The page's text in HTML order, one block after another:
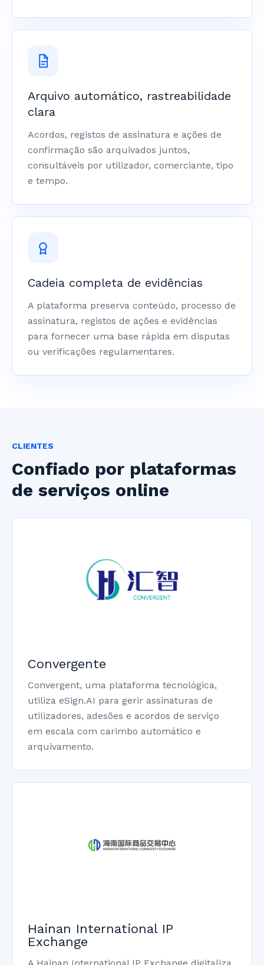
Arquivo automático, rastreabilidade
clara
Acordos, registos de assinatura e ações de
confirmação são arquivados juntos,
consultáveis por utilizador, comerciante, tipo
e tempo.
Cadeia completa de evidências
A plataforma preserva conteúdo, processo de
assinatura, registos de ações e evidências
para fornecer uma base rápida em disputas
ou verificações regulamentares.
CLIENTES
Confiado por plataformas
de serviços online
Convergente
Convergent, uma plataforma tecnológica,
utiliza eSign.AI para gerir assinaturas de
utilizadores, adesões e acordos de serviço
em escala com carimbo automático e
arquivamento.
Hainan International IP
Exchange